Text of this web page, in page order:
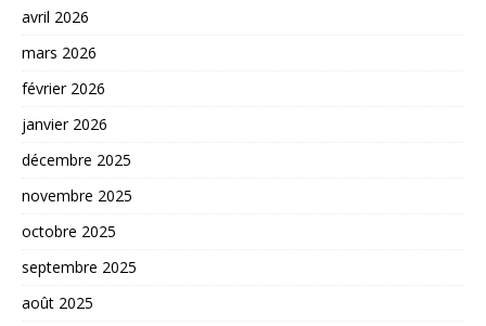
avril 2026
mars 2026
février 2026
janvier 2026
décembre 2025
novembre 2025
octobre 2025
septembre 2025
août 2025